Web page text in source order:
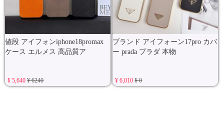
値段 アイフォンiphone18promax
ケース エルメス 高品質ア
¥ 5,640¥ 6240
ブランド アイフォーン17pro カバ
ー prada プラダ 本物
¥ 6,010¥ 0